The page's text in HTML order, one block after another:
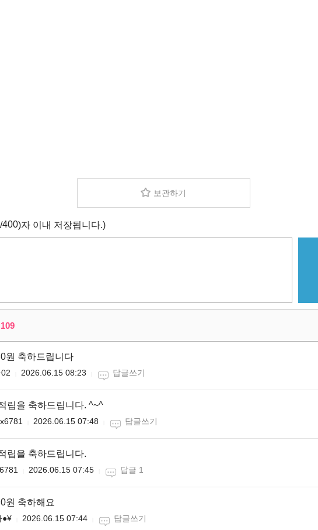
보관하기
/400)자 이내 저장됩니다.)
109
원 축하드립니다
2026.06.15 08:23 답글쓰기
립을 축하드립니다. ^~^
2026.06.15 07:48 답글쓰기
립을 축하드립니다.
2026.06.15 07:45 답글 1
원 축하해요
●¥ 2026.06.15 07:44 답글쓰기